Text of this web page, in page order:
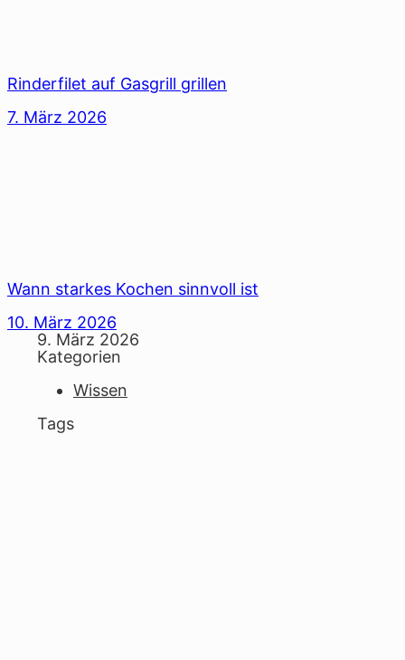
Rinderfilet auf Gasgrill grillen
7. März 2026
Wann starkes Kochen sinnvoll ist
10. März 2026
9. März 2026
Kategorien
Wissen
Tags